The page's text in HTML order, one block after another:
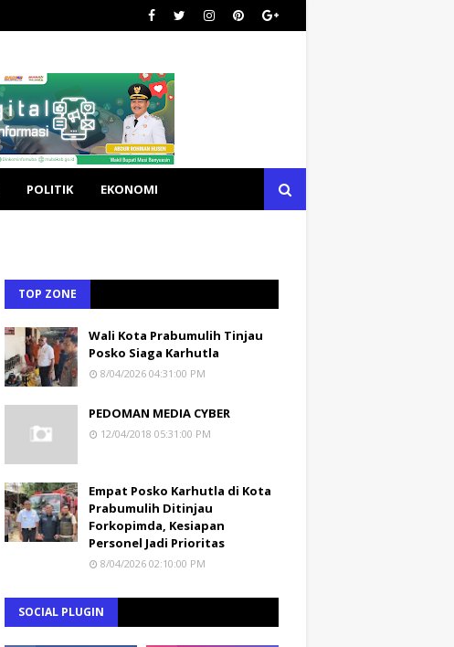
POLITIK EKONOMI
TOP ZONE
Wali Kota Prabumulih Tinjau
Posko Siaga Karhutla
8/04/2026 04:31:00 PM
PEDOMAN MEDIA CYBER
12/04/2018 05:31:00 PM
Empat Posko Karhutla di Kota
Prabumulih Ditinjau
Forkopimda, Kesiapan
Personel Jadi Prioritas
8/04/2026 02:10:00 PM
SOCIAL PLUGIN